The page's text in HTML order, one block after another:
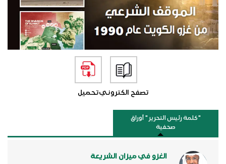
تصفح الكترونيتحميل
"كلمة رئيس التحرير " أوراق
صحفية
الغزو في ميزان الشريعة